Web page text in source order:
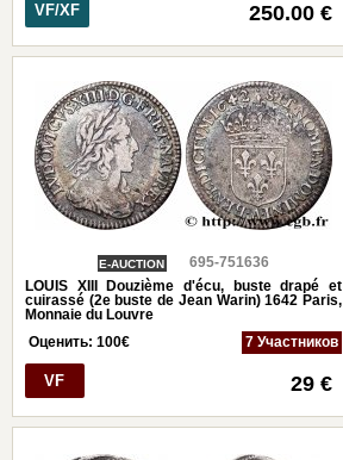
VF/XF 250.00 €
E-AUCTION
695-751636
LOUIS XIII Douzième d'écu, buste drapé et
cuirassé (2e buste de Jean Warin) 1642 Paris,
Monnaie du Louvre
Оценить:100€ 7 Участников
VF 29 €